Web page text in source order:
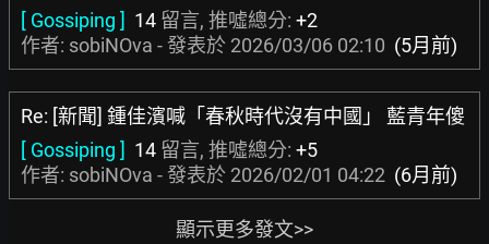
[ Gossiping ] 14 留言, 推噓總分: +2
作者: sobiNOva - 發表於 2026/03/06 02:10 (5月前)
Re: [新聞] 鍾佳濱喊「春秋時代沒有中國」 藍青年傻
[ Gossiping ] 14 留言, 推噓總分: +5
作者: sobiNOva - 發表於 2026/02/01 04:22 (6月前)
顯示更多發文>>